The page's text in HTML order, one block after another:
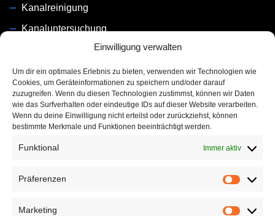
Einwilligung verwalten
Um dir ein optimales Erlebnis zu bieten, verwenden wir Technologien wie
Cookies, um Geräteinformationen zu speichern und/oder darauf
zuzugreifen. Wenn du diesen Technologien zustimmst, können wir Daten
wie das Surfverhalten oder eindeutige IDs auf dieser Website verarbeiten.
Wenn du deine Einwilligung nicht erteilst oder zurückziehst, können
bestimmte Merkmale und Funktionen beeinträchtigt werden.
Funktional Immer aktiv
Präferenzen
Marketing
Kanalreinigung
Kanaluntersuchung
Dichtigkeitsprüfung
Unsere Partner